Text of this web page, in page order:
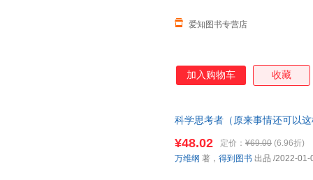
爱知图书专营店
加入购物车 收藏
科学思考者（原来事情还可以
开票】
¥48.02 定价： ¥69.00 (6.96折)
万维纲 著， 得到图书 出品 /2022-01-